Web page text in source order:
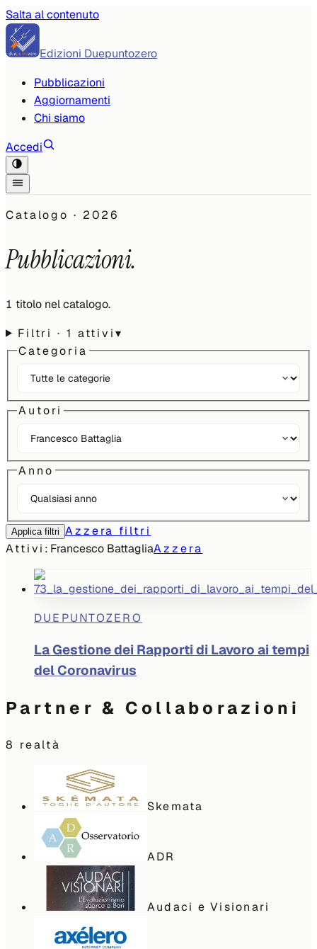
Salta al contenuto
Edizioni Duepuntozero
Pubblicazioni
Aggiornamenti
Chi siamo
Accedi
Catalogo · 2026
Pubblicazioni.
1 titolo nel catalogo.
Filtri· 1 attivi▾
Categoria
Autori
Anno
Applica filtri Azzera filtri
Attivi: Francesco BattagliaAzzera
DUEPUNTOZERO
La Gestione dei Rapporti di Lavoro ai tempi
del Coronavirus
Partner & Collaborazioni
8 realtà
Skemata
ADR
Audaci e Visionari